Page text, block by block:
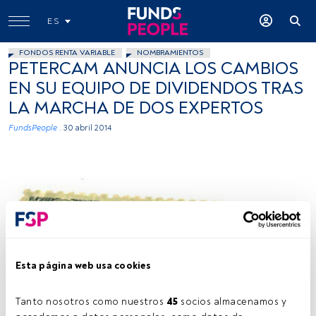
Esta página web usa cookies
Tanto nosotros como nuestros 45 socios almacenamos y
ES
FONDOS RENTA VARIABLE NOMBRAMIENTOS
PETERCAM ANUNCIA LOS CAMBIOS
EN SU EQUIPO DE DIVIDENDOS TRAS
LA MARCHA DE DOS EXPERTOS
FundsPeople . 30 abril 2014
Tiempo lectura: 1 min.